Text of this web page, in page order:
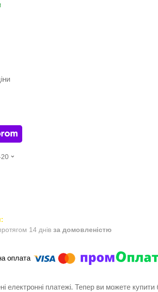
14 днів за домовленістю
електронні платежі. Тепер ви можете